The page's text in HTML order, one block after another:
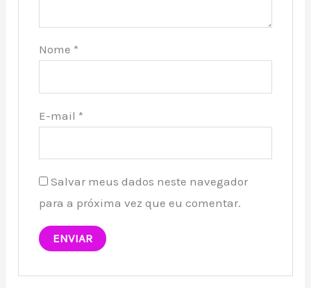
Nome *
E-mail *
Salvar meus dados neste navegador
para a próxima vez que eu comentar.